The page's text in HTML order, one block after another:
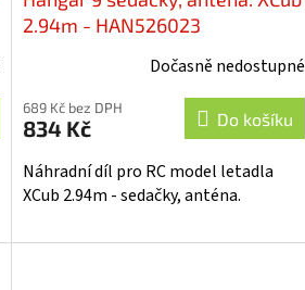
2.94m - HAN526023
Dočasně nedostupné
689 Kč bez DPH
834 Kč Do košíku
Náhradní díl pro RC model letadla
XCub 2.94m - sedačky, anténa.